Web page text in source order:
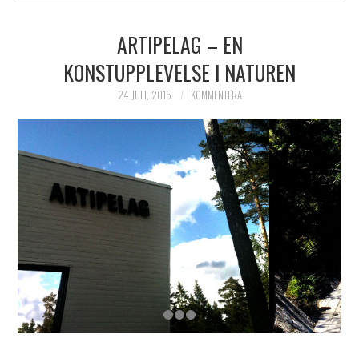
ARTIPELAG – EN
KONSTUPPLEVELSE I NATUREN
24 JULI, 2015 KOMMENTERA